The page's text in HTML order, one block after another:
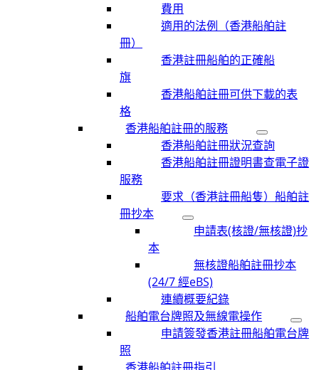
費用
適用的法例（香港船舶註
冊）
香港註冊船舶的正確船
旗
香港船舶註冊可供下載的表
格
香港船舶註冊的服務
香港船舶註冊狀況查詢
香港船舶註冊證明書查電子證
服務
要求（香港註冊船隻）船舶註
冊抄本
申請表(核證/無核證)抄
本
無核證船舶註冊抄本
(24/7 經eBS)
連續概要紀錄
船舶電台牌照及無線電操作
申請簽發香港註冊船舶電台牌
照